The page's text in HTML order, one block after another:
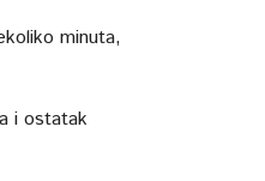
minuta,
i ostatak